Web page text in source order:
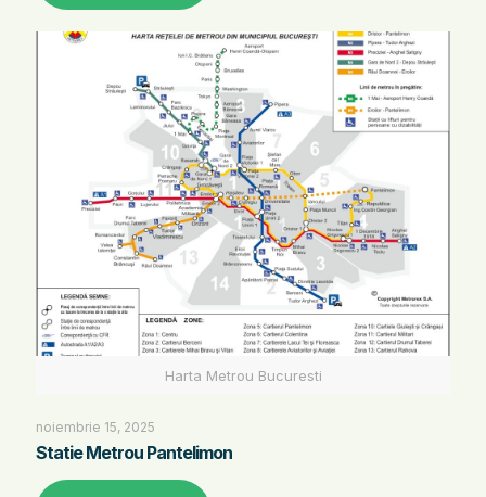
Harta Metrou Bucuresti
noiembrie 15, 2025
Statie Metrou Pantelimon